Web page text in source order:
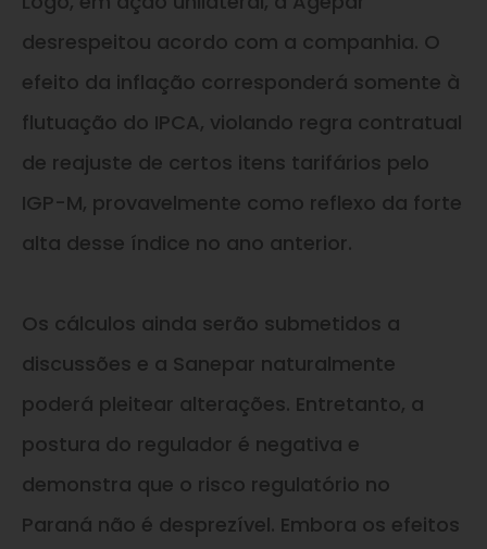
desrespeitou acordo com a companhia. O
efeito da inflação corresponderá somente à
flutuação do IPCA, violando regra contratual
de reajuste de certos itens tarifários pelo
IGP-M, provavelmente como reflexo da forte
alta desse índice no ano anterior.
Os cálculos ainda serão submetidos a
discussões e a Sanepar naturalmente
poderá pleitear alterações. Entretanto, a
postura do regulador é negativa e
demonstra que o risco regulatório no
Paraná não é desprezível. Embora os efeitos